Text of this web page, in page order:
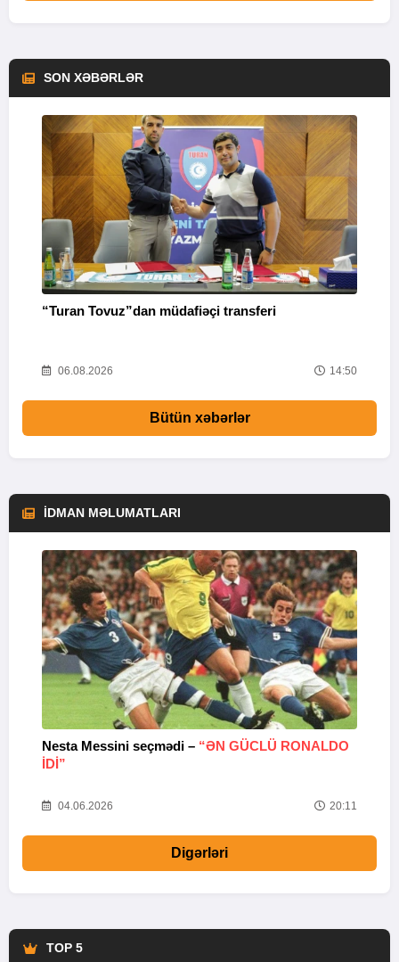
SON XƏBƏRLƏR
“Turan Tovuz”dan müdafiəçi transferi
06.08.2026 14:50
Bütün xəbərlər
İDMAN MƏLUMATLARI
Nesta Messini seçmədi – “ƏN GÜCLÜ RONALDO
IDI”
04.06.2026 20:11
Digərləri
TOP 5